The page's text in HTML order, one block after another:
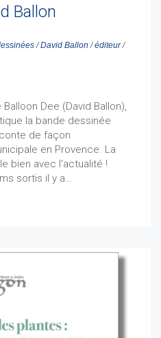
Ballon
/David Ballon /éditeur/
Dee (David Ballon),
la bande dessinée
de façon
en Provence. La
bien avec l'actualité !
sortis il y a…